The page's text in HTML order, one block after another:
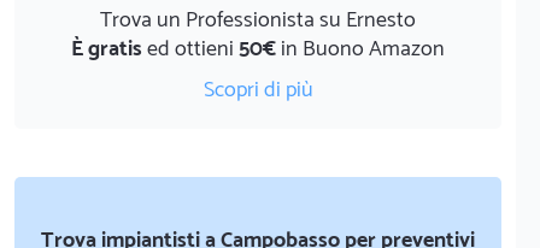
Trova un Professionista su Ernesto
È gratised ottieni50€in Buono Amazon
Scopri di più
Trova impiantisti a Campobasso per preventivi